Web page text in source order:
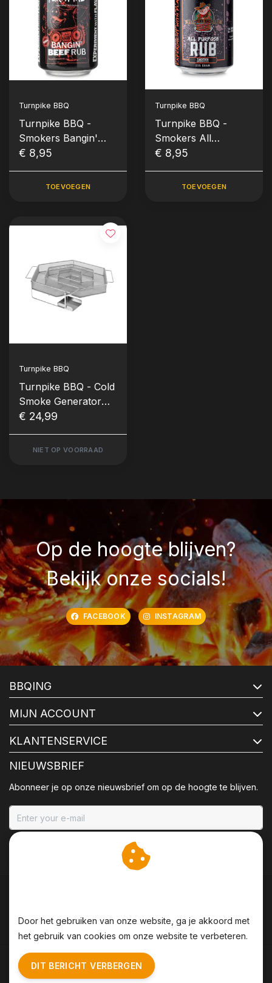
Turnpike BBQ
Turnpike BBQ -
Smokers Bangin'
Beef Rub (235 gram)
€ 8,95
TOEVOEGEN
Turnpike BBQ
Turnpike BBQ -
Smokers All
Purpose Rub (235
€ 8,95
TOEVOEGEN
Turnpike BBQ
Turnpike BBQ - Cold
Smoke Generator
(CSG, materiaal
€ 24,99
NIET OP VOORRAAD
Op de hoogte blijven?
Bekijk onze socials!
FACEBOOK INSTAGRAM
BBQING
MIJN ACCOUNT
KLANTENSERVICE
NIEUWSBRIEF
Abonneer je op onze nieuwsbrief om op de hoogte te blijven.
Algemene voorwaarden | Disclaimer
Sitemap
| RSS Feed
Door het gebruiken van onze website, ga je akkoord met
het gebruik van cookies om onze website te verbeteren.
DIT BERICHT VERBERGEN